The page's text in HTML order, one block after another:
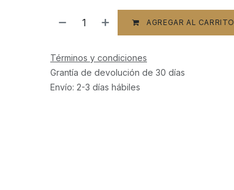
AGREGAR AL CARRITO
Términos y condiciones
Grantía de devolución de 30 días
Envío: 2-3 días hábiles